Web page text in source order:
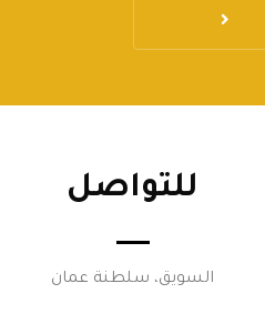
للتواصل
السويق، سلطنة عمان